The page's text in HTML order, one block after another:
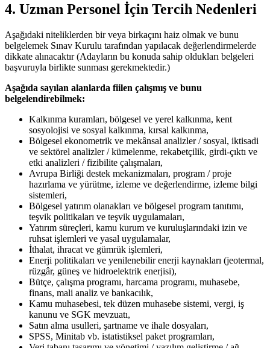
4. Uzman Personel İçin Tercih Nedenleri
Aşağıdaki niteliklerden bir veya birkaçını haiz olmak ve bunu
belgelemek Sınav Kurulu tarafından yapılacak değerlendirmelerde
dikkate alınacaktır (Adayların bu konuda sahip oldukları belgeleri
başvuruyla birlikte sunması gerekmektedir.)
Aşağıda sayılan alanlarda fiilen çalışmış ve bunu
belgelendirebilmek:
Kalkınma kuramları, bölgesel ve yerel kalkınma, kent
sosyolojisi ve sosyal kalkınma, kırsal kalkınma,
Bölgesel ekonometrik ve mekânsal analizler / sosyal, iktisadi
ve sektörel analizler / kümelenme, rekabetçilik, girdi-çıktı ve
etki analizleri / fizibilite çalışmaları,
Avrupa Birliği destek mekanizmaları, program / proje
hazırlama ve yürütme, izleme ve değerlendirme, izleme bilgi
sistemleri,
Bölgesel yatırım olanakları ve bölgesel program tanıtımı,
teşvik politikaları ve teşvik uygulamaları,
Yatırım süreçleri, kamu kurum ve kuruluşlarındaki izin ve
ruhsat işlemleri ve yasal uygulamalar,
İthalat, ihracat ve gümrük işlemleri,
Enerji politikaları ve yenilenebilir enerji kaynakları (jeotermal,
rüzgâr, güneş ve hidroelektrik enerjisi),
Bütçe, çalışma programı, harcama programı, muhasebe,
finans, mali analiz ve bankacılık,
Kamu muhasebesi, tek düzen muhasebe sistemi, vergi, iş
kanunu ve SGK mevzuatı,
Satın alma usulleri, şartname ve ihale dosyaları,
SPSS, Minitab vb. istatistiksel paket programları,